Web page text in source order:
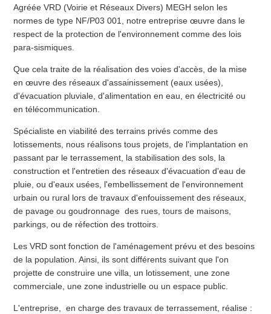
Agréée VRD (Voirie et Réseaux Divers) MEGH selon les
normes de type NF/P03 001, notre entreprise œuvre dans le
respect de la protection de l'environnement comme des lois
para-sismiques.
Que cela traite de la réalisation des voies d'accès, de la mise
en œuvre des réseaux d'assainissement (eaux usées),
d'évacuation pluviale, d'alimentation en eau, en électricité ou
en télécommunication.
Spécialiste en viabilité des terrains privés comme des
lotissements, nous réalisons tous projets, de l'implantation en
passant par le terrassement, la stabilisation des sols, la
construction et l'entretien des réseaux d'évacuation d'eau de
pluie, ou d'eaux usées, l'embellissement de l'environnement
urbain ou rural lors de travaux d'enfouissement des réseaux,
de pavage ou goudronnage des rues, tours de maisons,
parkings, ou de réfection des trottoirs.
Les VRD sont fonction de l'aménagement prévu et des besoins
de la population. Ainsi, ils sont différents suivant que l'on
projette de construire une villa, un lotissement, une zone
commerciale, une zone industrielle ou un espace public.
L'entreprise, en charge des travaux de terrassement, réalise :